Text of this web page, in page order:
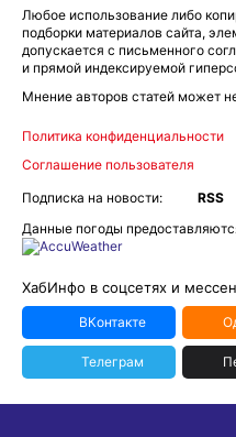
Любое использование либо
подборки материалов сайта,
допускается с письменного
и прямой индексируемой
Мнение авторов статей может
Политика конфиденциальности
Соглашение пользователя
Подписка на новости:
RSS
Данные погоды
ХабИнфо в соцсетях и
ВКонтакте
Телеграм